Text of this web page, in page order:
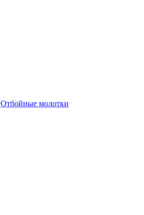
Отбойные молотки